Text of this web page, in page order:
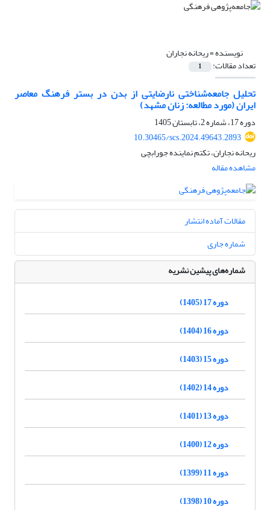
نویسنده =ریحانه نجاران
تعداد مقالات: 1
تحلیل جامعه‌شناختی نارضایتی از بدن در بستر فرهنگ معاصر
ایران (مورد مطالعه: زنان مشهد)
دوره 17، شماره 2، تابستان 1405
10.30465/scs.2024.49643.2893
ریحانه نجاران، تکتم نماینده جورابچی
مشاهده مقاله
مقالات آماده انتشار
شماره جاری
شماره‌های پیشین نشریه
دوره 17 (1405)
دوره 16 (1404)
دوره 15 (1403)
دوره 14 (1402)
دوره 13 (1401)
دوره 12 (1400)
دوره 11 (1399)
دوره 10 (1398)